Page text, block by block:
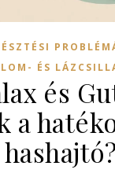
ÉS
és
a